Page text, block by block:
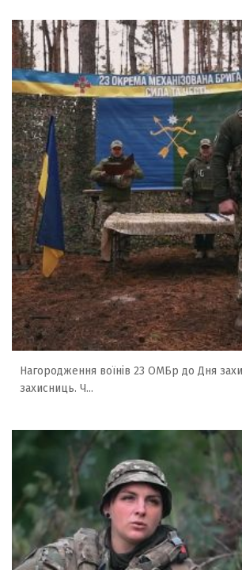
Нагородження воїнів 23 ОМБр до Дня
захисниць. Ч...